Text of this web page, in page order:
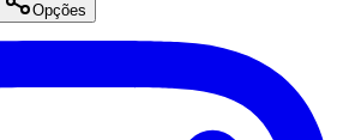
Opções